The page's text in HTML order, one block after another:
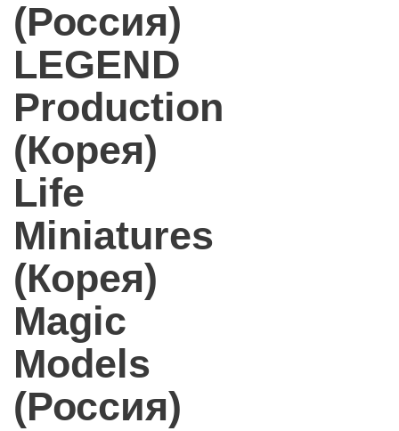
(Россия)
LEGEND
Production
(Корея)
Life
Miniatures
(Корея)
Magic
Models
(Россия)